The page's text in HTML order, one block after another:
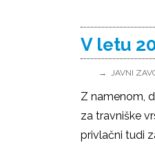
V letu
JAVNI
Z namenom,
za travniške
privlačni tudi